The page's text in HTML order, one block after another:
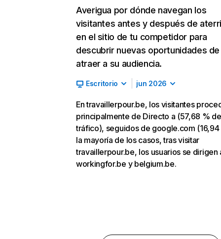
Averigua por dónde navegan los
visitantes antes y después de
en el sitio de tu competidor para
descubrir nuevas oportunidades de
atraer a su audiencia.
Escritorio jun 2026
En travaillerpour.be, los visitantes
principalmente de Directo a (57,68 % de
tráfico), seguidos de google.com (16,94
la mayoría de los casos, tras visitar
travaillerpour.be, los usuarios se dirigen
workingfor.be y belgium.be.